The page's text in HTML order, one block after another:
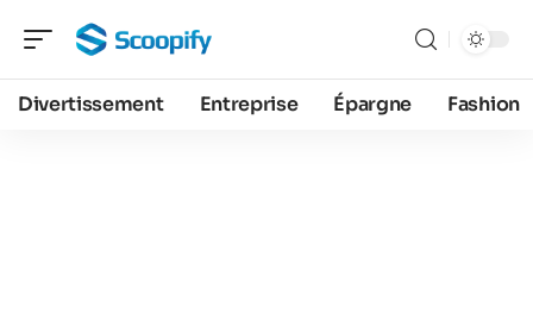
Divertissement Entreprise Épargne Fashion